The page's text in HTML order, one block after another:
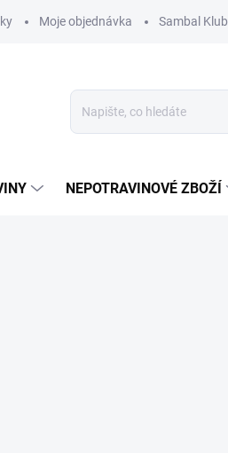
Moje objednávka Sambal Klub
NEPOTRAVINOVÉ ZBOŽÍ